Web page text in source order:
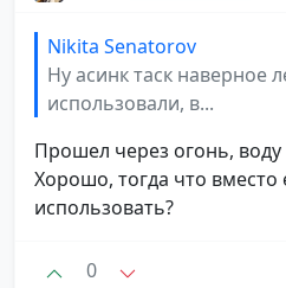
Nikita Senatorov
Ну асинк таск наверное
использовали, в...
Прошел через огонь,
Хорошо, тогда что
использовать?
0